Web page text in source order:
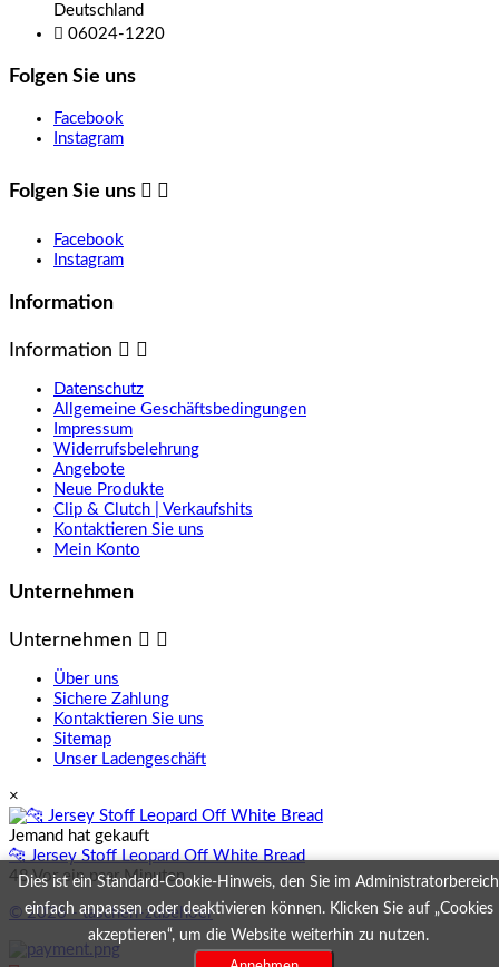
Deutschland
06024-1220
Folgen Sie uns
Facebook
Instagram
Folgen Sie uns  
Facebook
Instagram
Information
Information  
Datenschutz
Allgemeine Geschäftsbedingungen
Impressum
Widerrufsbelehrung
Angebote
Neue Produkte
Clip & Clutch | Verkaufshits
Kontaktieren Sie uns
Mein Konto
Unternehmen
Unternehmen  
Über uns
Sichere Zahlung
Kontaktieren Sie uns
Sitemap
Unser Ladengeschäft
×
Jemand hat gekauft
🐆 Jersey Stoff Leopard Off White Bread
48 Vor ein paar Minuten
Dies ist ein Standard-Cookie-Hinweis, den Sie im Administratorbereich
einfach anpassen oder deaktivieren können. Klicken Sie auf „Cookies
akzeptieren“, um die Website weiterhin zu nutzen.
© 2026 - taschen-zubehoer